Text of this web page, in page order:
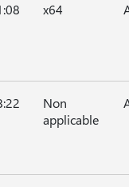
x64
Non
applicable